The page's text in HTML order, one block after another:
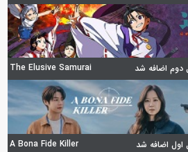
The Elusive Samurai
A Bona Fide Killer